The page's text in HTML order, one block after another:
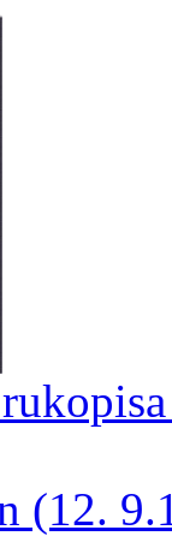
(12.